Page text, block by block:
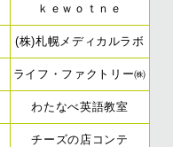
ｋｅｗｏｔｎｅ
(株)札幌メディカルラボ
ライフ・ファクトリー㈱
わたなべ英語教室
チーズの店コンテ